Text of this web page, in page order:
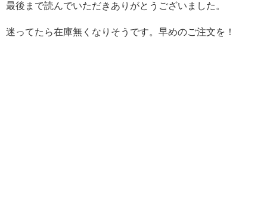
最後まで読んでいただきありがとうございました。
迷ってたら在庫無くなりそうです。早めのご注文を！